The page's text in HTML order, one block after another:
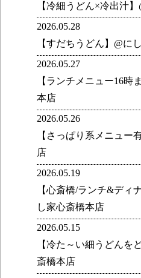
【冷細うどん×冷出汁
2026.05.28
【すだちうどん】@に
2026.05.27
【ランチメニュー16時
本店
2026.05.26
【さっぱり系メニュー
店
2026.05.19
【心斎橋/ランチ&ディ
し家心斎橋本店
2026.05.15
【冷た～い細うどんを
斎橋本店